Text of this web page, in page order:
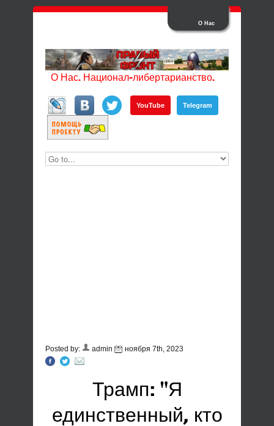
О Нас
О Нас. Национал-либертарианство.
YouTube Telegram
Posted by: admin ноября 7th, 2023
Трамп: "Я
единственный, кто